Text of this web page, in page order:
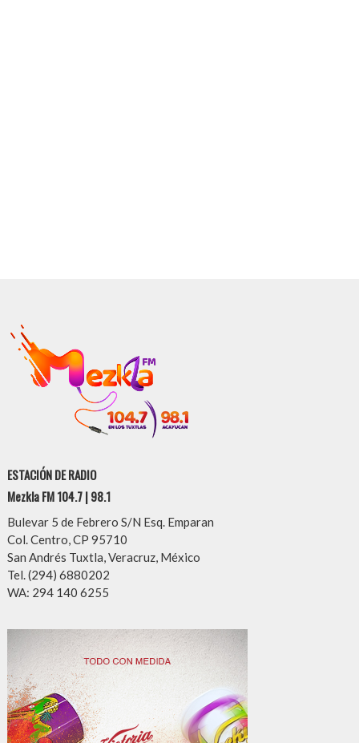
ESTACIÓN DE RADIO
Mezkla FM 104.7 | 98.1
Bulevar 5 de Febrero S/N Esq. Emparan
Col. Centro, CP 95710
San Andrés Tuxtla, Veracruz, México
Tel. (294) 6880202
WA: 294 140 6255